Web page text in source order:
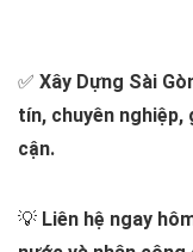
✅ Xây Dựng Sài
tín, chuyên
cận.
💡 Liên hệ ngay